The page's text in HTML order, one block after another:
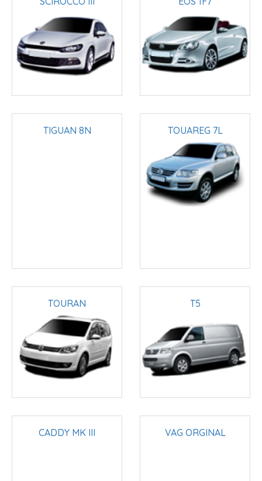
TIGUAN 8N TOUAREG 7L
TOURAN T5
CADDY MK III VAG ORGINAL